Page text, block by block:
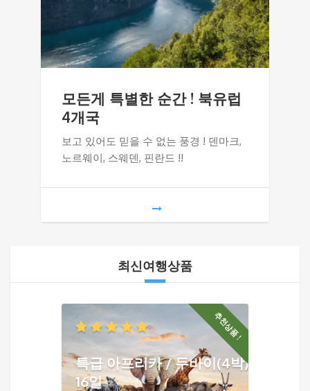
모든게 특별한 순간 ! 북유럽
4개국
보고 있어도 믿을 수 없는 풍경 ! 덴마크,
노르웨이, 스웨덴, 핀란드 !!
최신여행상품
추천상품 !
특급 아프리카 / 두바이(4박)
16일